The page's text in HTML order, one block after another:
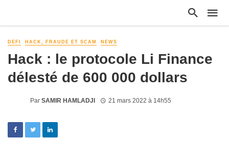
DEFI HACK, FRAUDE ET SCAM NEWS
Hack : le protocole Li Finance
délesté de 600 000 dollars
Par SAMIR HAMLADJI 21 mars 2022 à 14h55